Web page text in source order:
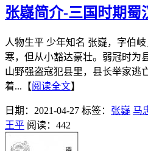
张嶷简介-三国时期蜀
人物生平 少年知名 张嶷，字伯
寒，但从小豁达豪壮。弱冠时为
山野强盗寇犯县里，县长举家逃
着...【阅读全文】
日期：2021-04-27 标签： 张嶷 马
王平 阅读：442